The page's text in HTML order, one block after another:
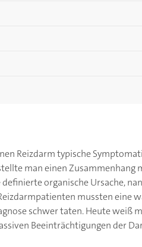
Reizdarm typische
man einen Zusammenhang
organische Ursache,
mussten eine
schwer taten. Heute weiß
Beeinträchtigungen der